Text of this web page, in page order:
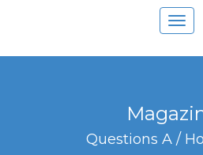
Questions A /